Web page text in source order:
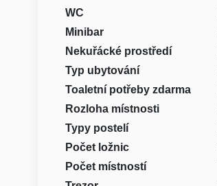
WC
Minibar
Nekuřácké prostředí
Typ ubytování
Toaletní potřeby zdarma
Rozloha místnosti
Typy postelí
Počet ložnic
Počet místností